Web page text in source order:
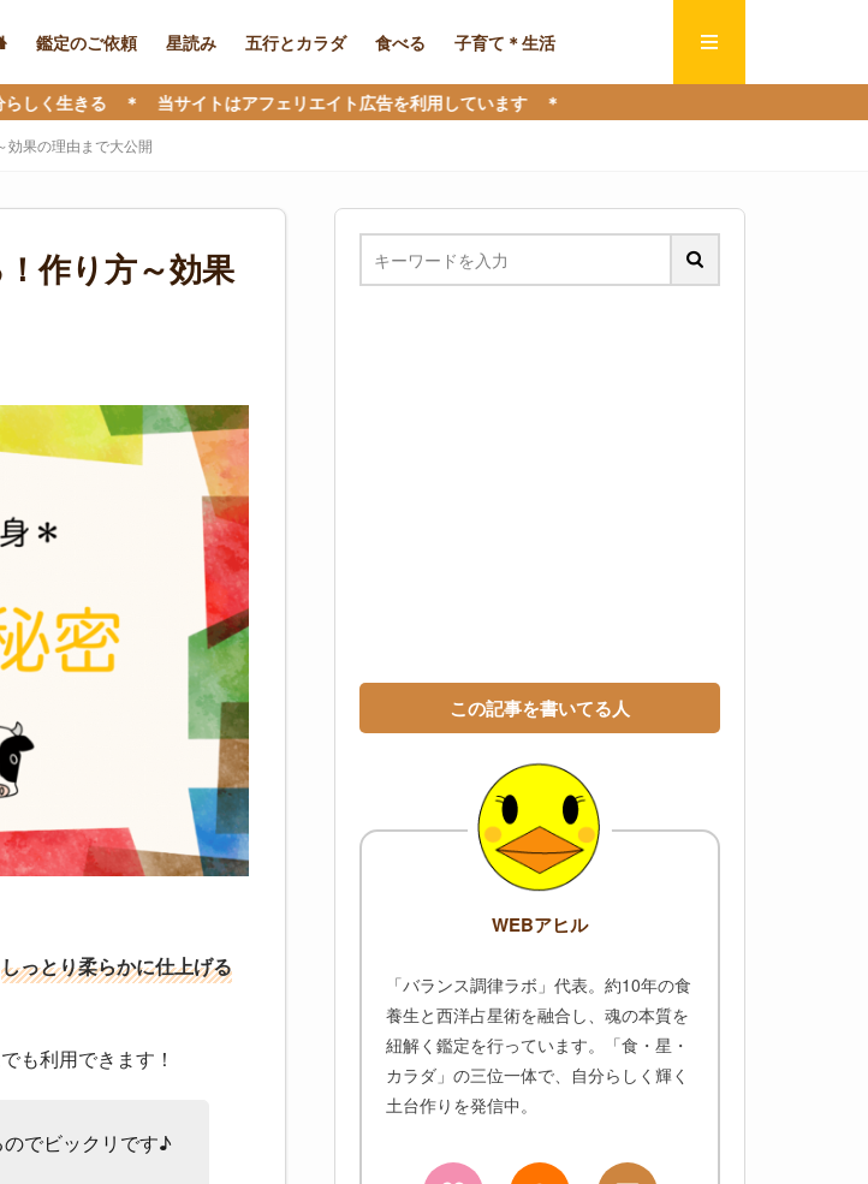
鑑定のご依頼 星読み 五行とカラダ 食べる 子育て＊生活
サイトはアフェリエイト広告を利用しています ＊
効果の理由まで大公開
作り方～効果
しっとり柔らかに仕上げる
でも利用できます！
でビックリです♪
この記事を書いてる人
WEBアヒル
「バランス調律ラボ」代表。約10年の食
養生と西洋占星術を融合し、魂の本質を
紐解く鑑定を行っています。「食・星・
カラダ」の三位一体で、自分らしく輝く
土台作りを発信中。